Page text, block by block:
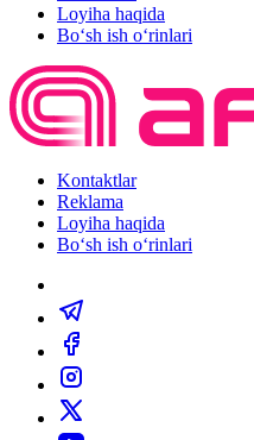
Loyiha haqida
Bo‘sh ish o‘rinlari
Kontaktlar
Reklama
Loyiha haqida
Bo‘sh ish o‘rinlari